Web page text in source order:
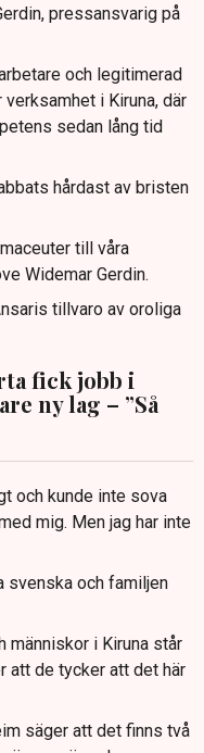
pressansvarig på
och legitimerad
i Kiruna, där
sedan lång tid
hårdast av bristen
till våra
Widemar Gerdin.
tillvaro av oroliga
fick jobb i
ny lag – ”Så
och kunde inte sova
mig. Men jag har inte
svenska och familjen
människor i Kiruna står
att de tycker att det här
säger att det finns två